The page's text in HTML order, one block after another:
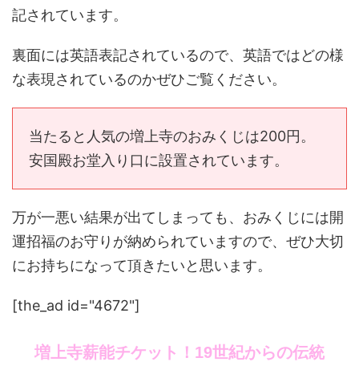
記されています。
裏面には英語表記されているので、英語ではどの様
な表現されているのかぜひご覧ください。
当たると人気の増上寺のおみくじは200円。
安国殿お堂入り口に設置されています。
万が一悪い結果が出てしまっても、おみくじには開
運招福のお守りが納められていますので、ぜひ大切
にお持ちになって頂きたいと思います。
[the_ad id="4672"]
増上寺薪能チケット！19世紀からの伝統